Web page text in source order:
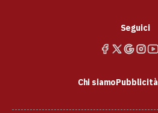
Seguici
Chi siamoPubblicità